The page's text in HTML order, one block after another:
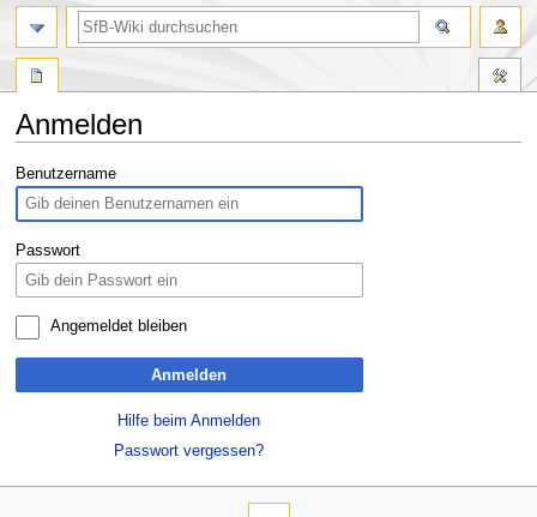
Anmelden
Zur
Navigation
springen
Zur
Suche
springen
Benutzername
Passwort
Angemeldet bleiben
Anmelden
Hilfe beim Anmelden
Passwort vergessen?